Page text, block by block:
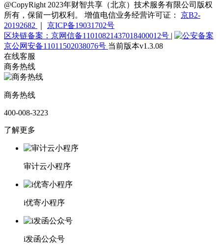
@CopyRight 2023年财智共享（北京）技术服务有限公司版权
所有，保留一切权利。 增值电信业务经营许可证： 京B2-
20192682
京ICP备19031702号
区块链备案：京网信备11010821437018400012号 |
京公网安备11011502038076号 当前版本v1.3.08
在线客服
商务热线
商务热线
400-008-3223
了解更多
审计云小程序
i优寄小程序
i发函公众号